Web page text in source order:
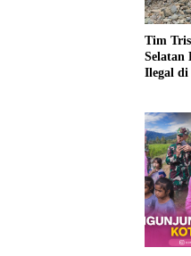
Tim
Selatan
Ilegal di